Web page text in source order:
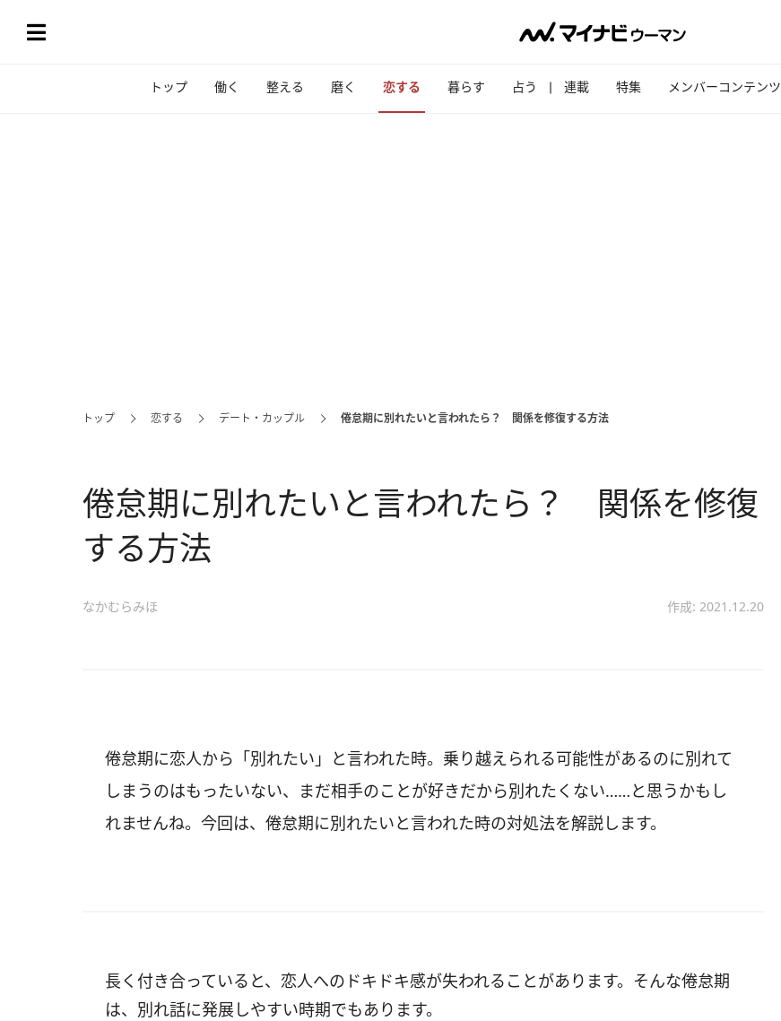
トップ 働く 整える 磨く 恋する 暮らす 占う 連載 特集 メンバーコンテンツ
トップ 恋する デート・カップル 倦怠期に別れたいと言われたら？ 関係を修復する方法
倦怠期に別れたいと言われたら？ 関係を修復
する方法
なかむらみほ 作成: 2021.12.20
倦怠期に恋人から「別れたい」と言われた時。乗り越えられる可能性があるのに別れて
しまうのはもったいない、まだ相手のことが好きだから別れたくない……と思うかもし
れませんね。今回は、倦怠期に別れたいと言われた時の対処法を解説します。
長く付き合っていると、恋人へのドキドキ感が失われることがあります。そんな倦怠期
は、別れ話に発展しやすい時期でもあります。